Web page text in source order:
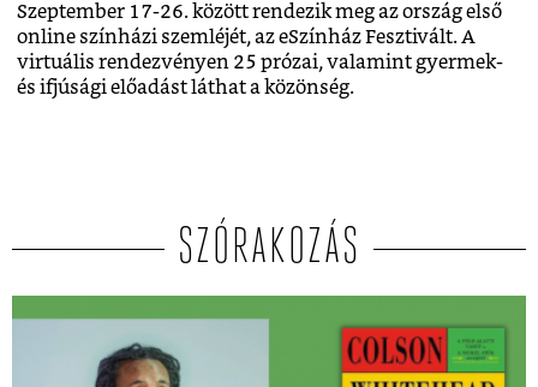
Szeptember 17-26. között rendezik meg az ország első
online színházi szemléjét, az eSzínház Fesztivált. A
virtuális rendezvényen 25 prózai, valamint gyermek-
és ifjúsági előadást láthat a közönség.
SZÓRAKOZÁS